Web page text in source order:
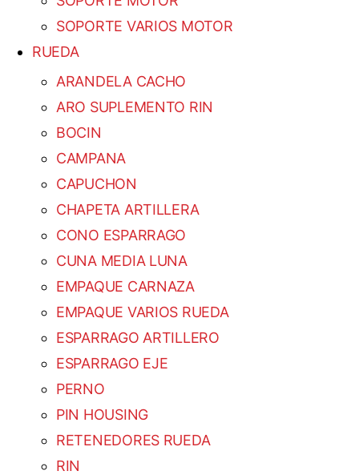
SOPORTE VARIOS MOTOR
RUEDA
ARANDELA CACHO
ARO SUPLEMENTO RIN
BOCIN
CAMPANA
CAPUCHON
CHAPETA ARTILLERA
CONO ESPARRAGO
CUNA MEDIA LUNA
EMPAQUE CARNAZA
EMPAQUE VARIOS RUEDA
ESPARRAGO ARTILLERO
ESPARRAGO EJE
PERNO
PIN HOUSING
RETENEDORES RUEDA
RIN